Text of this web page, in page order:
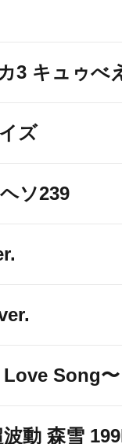
3 キュゥべ
ズ
ソ239
Song〜
動 森雪